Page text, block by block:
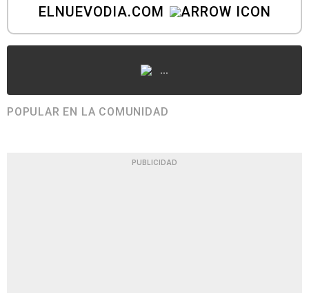
ELNUEVODIA.COM
...
POPULAR EN LA COMUNIDAD
PUBLICIDAD